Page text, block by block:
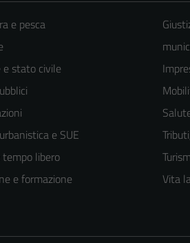
e pesca
e stato civile
e SUE
libero
e formazione
Vita